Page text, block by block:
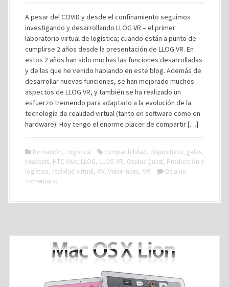
A pesar del COVID y desde el confinamiento seguimos
investigando y desarrollando LLOG VR – el primer
laboratorio virtual de logística; cuando están a punto de
cumplirse 2 años desde la presentación de LLOG VR. En
estos 2 años han sido muchas las funciones desarrolladas
y de las que he venido hablando en este blog. Además de
desarrollar nuevas funciones, se han mejorado muchos
aspectos de LLOG VR, y también se ha realizado un
esfuerzo tremendo para adaptarlo a la evolución de la
tecnología de realidad virtual (tanto en software como en
hardware). Hoy tengo el enorme placer de compartir […]
formación, Logística compatibilidad, dispositivos, gafas,
headsets, HTC Vive, LLOG, LLOG VR, Oculus Quest, Producción y
logística, realidad virtual, RV, Valve Index, VR
Deja un
comentario